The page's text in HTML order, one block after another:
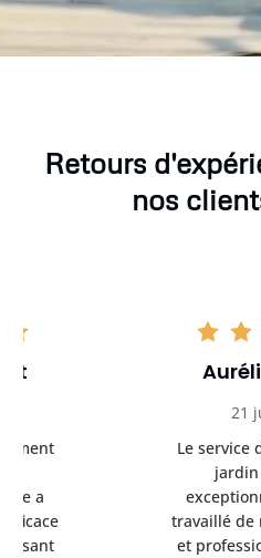
Retours
nos
Aurélie
21 juin 2024
Le service de
jardin à Var
exceptionnel.
travaillé de manière
et professionnelle,